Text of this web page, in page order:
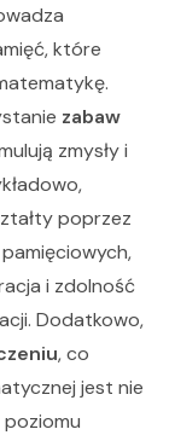
które
zabaw
zmysły i
poprzez
i zdolność
Dodatkowo,
, co
jest nie